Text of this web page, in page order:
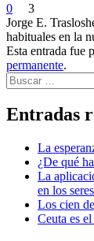
0
3
Jorge E.
habituales en la
Esta entrada fue
permanente.
Buscar
Entradas
La
¿De qué
La
en los
Los cien
Ceuta es